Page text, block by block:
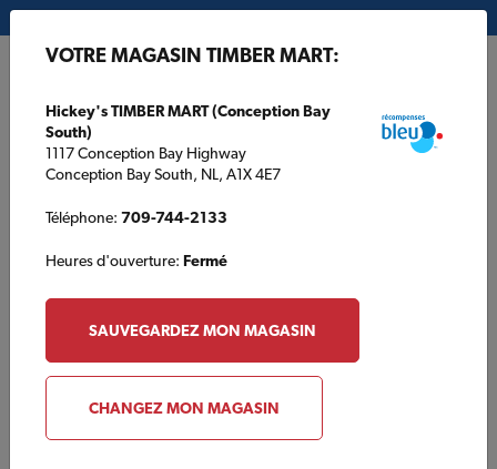
Catalogue des produits
Parcourir les produits qui sont typiquement trouvés chez un
TIMBER MART de votre localité. Créez une liste ou contactez
VOTRE MAGASIN TIMBER MART:
Hickey's TIMBER MART (Conception Bay
South)
1117 Conception Bay Highway
Conception Bay South, NL, A1X 4E7
Téléphone: 709-744-2133
Heures d'ouverture: Fermé
SAUVEGARDEZ MON MAGASIN
CHANGEZ MON MAGASIN